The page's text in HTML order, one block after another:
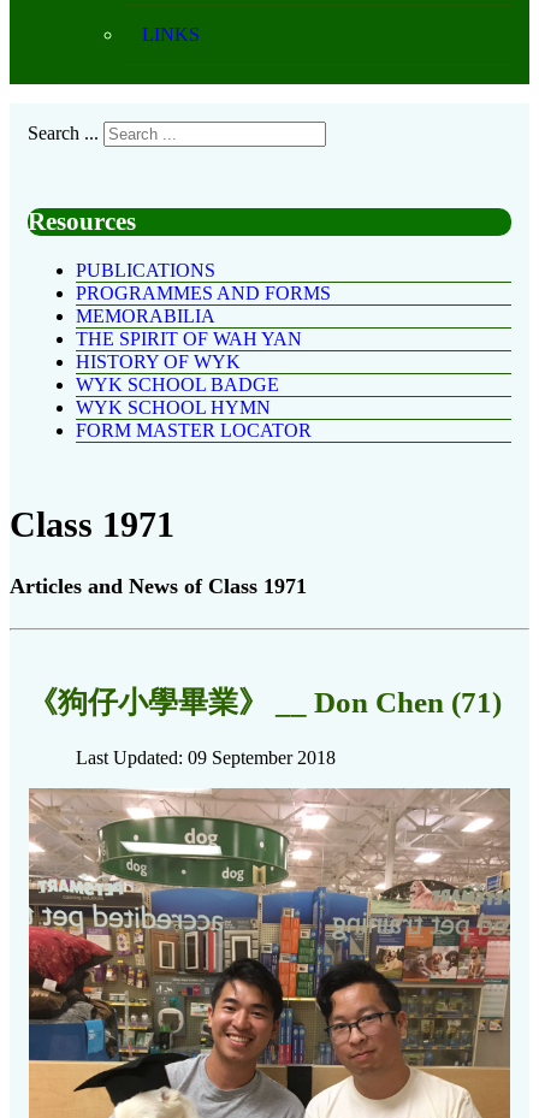
LINKS
Search ...
Resources
PUBLICATIONS
PROGRAMMES AND FORMS
MEMORABILIA
THE SPIRIT OF WAH YAN
HISTORY OF WYK
WYK SCHOOL BADGE
WYK SCHOOL HYMN
FORM MASTER LOCATOR
Class 1971
Articles and News of Class 1971
《狗仔小學畢業》 __ Don Chen (71)
Last Updated: 09 September 2018